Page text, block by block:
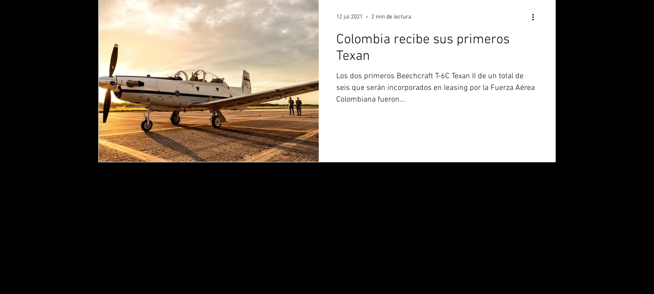
Colombia recibe sus primeros
Texan
Los dos primeros Beechcraft T-6C Texan II de un total de
seis que serán incorporados en leasing por la Fuerza Aérea
Colombiana fueron...
12 jul 2021 2 min de lectura